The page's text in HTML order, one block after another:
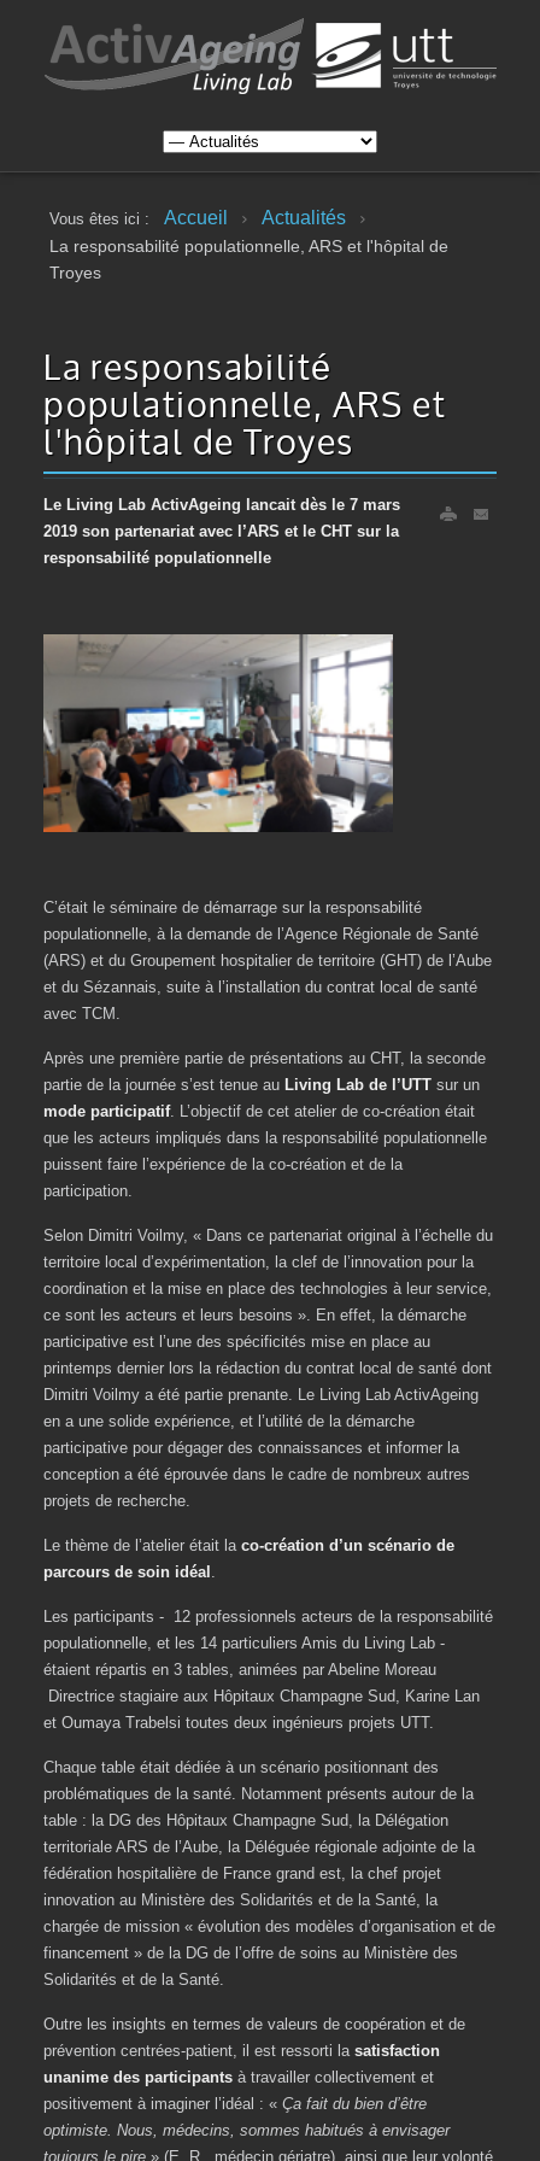
Vous êtes ici : Accueil Actualités
La responsabilité populationnelle, ARS et l'hôpital de
Troyes
La responsabilité
populationnelle, ARS et
l'hôpital de Troyes
Le Living Lab ActivAgeing lancait dès le 7 mars
2019 son partenariat avec l’ARS et le CHT sur la
responsabilité populationnelle
C’était le séminaire de démarrage sur la responsabilité
populationnelle, à la demande de l’Agence Régionale de Santé
(ARS) et du Groupement hospitalier de territoire (GHT) de l’Aube
et du Sézannais, suite à l’installation du contrat local de santé
avec TCM.
Après une première partie de présentations au CHT, la seconde
partie de la journée s’est tenue au Living Lab de l’UTT sur un
mode participatif. L’objectif de cet atelier de co-création était
que les acteurs impliqués dans la responsabilité populationnelle
puissent faire l’expérience de la co-création et de la
participation.
Selon Dimitri Voilmy, « Dans ce partenariat original à l’échelle du
territoire local d’expérimentation, la clef de l’innovation pour la
coordination et la mise en place des technologies à leur service,
ce sont les acteurs et leurs besoins ». En effet, la démarche
participative est l’une des spécificités mise en place au
printemps dernier lors la rédaction du contrat local de santé dont
Dimitri Voilmy a été partie prenante. Le Living Lab ActivAgeing
en a une solide expérience, et l’utilité de la démarche
participative pour dégager des connaissances et informer la
conception a été éprouvée dans le cadre de nombreux autres
projets de recherche.
Le thème de l’atelier était laco-création d’un scénario de
parcours de soin idéal .
Les participants - 12 professionnels acteurs de la responsabilité
populationnelle, et les 14 particuliers Amis du Living Lab -
étaient répartis en 3 tables, animées par Abeline Moreau
Directrice stagiaire aux Hôpitaux Champagne Sud, Karine Lan
et Oumaya Trabelsi toutes deux ingénieurs projets UTT.
Chaque table était dédiée à un scénario positionnant des
problématiques de la santé. Notamment présents autour de la
table : la DG des Hôpitaux Champagne Sud, la Délégation
territoriale ARS de l’Aube, la Déléguée régionale adjointe de la
fédération hospitalière de France grand est, la chef projet
innovation au Ministère des Solidarités et de la Santé, la
chargée de mission « évolution des modèles d’organisation et de
financement » de la DG de l’offre de soins au Ministère des
Solidarités et de la Santé.
Outre les insights en termes de valeurs de coopération et de
prévention centrées-patient, il est ressorti lasatisfaction
unanime des participants à travailler collectivement et
positivement à imaginer l’idéal : «Ça fait du bien d’être
optimiste. Nous, médecins, sommes habitués à envisager
toujours le pire » (E. R., médecin gériatre), ainsi que leur volonté